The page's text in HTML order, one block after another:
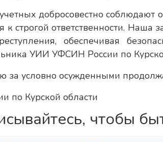
добросовестно соблюдают
к строгой ответственности. Наша
обеспечивая
УИИ УФСИН России по
за условно осужденными
по Курской области
чтобы